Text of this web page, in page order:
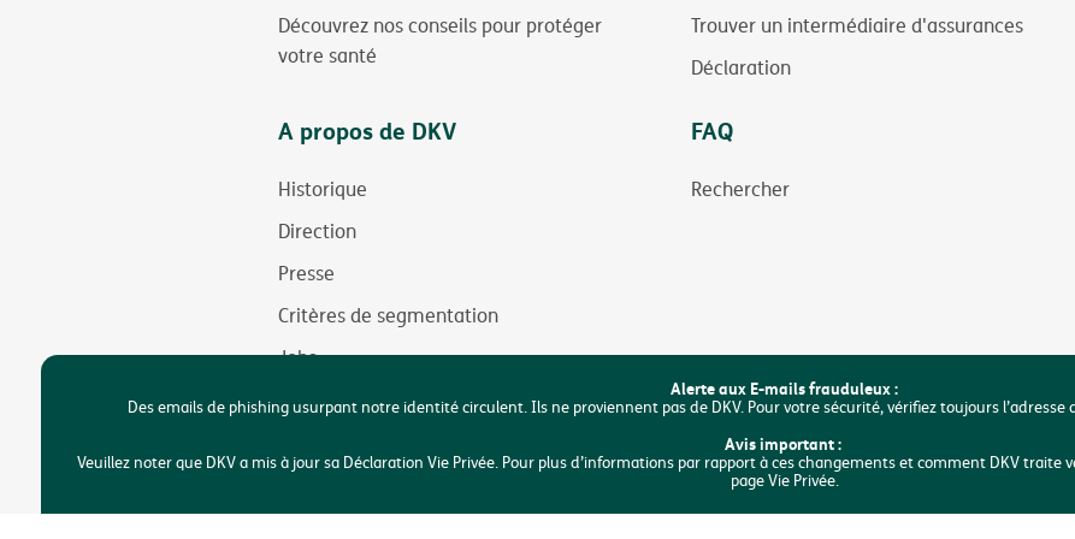
Découvrez nos conseils pour protéger
votre santé
Trouver un intermédiaire d'assurances
Déclaration
A propos de DKV
Historique
Direction
Presse
Critères de segmentation
Jobs
Durabilité
FAQ
Rechercher
Alerte aux E-mails frauduleux :
Des emails de phishing usurpant notre identité circulent. Ils ne proviennent pas de DKV. Pour votre sécurité, vérifiez toujours l’adresse
Avis important :
Veuillez noter que DKV a mis à jour sa Déclaration Vie Privée. Pour plus d’informations par rapport à ces changements et comment DKV
page Vie Privée.